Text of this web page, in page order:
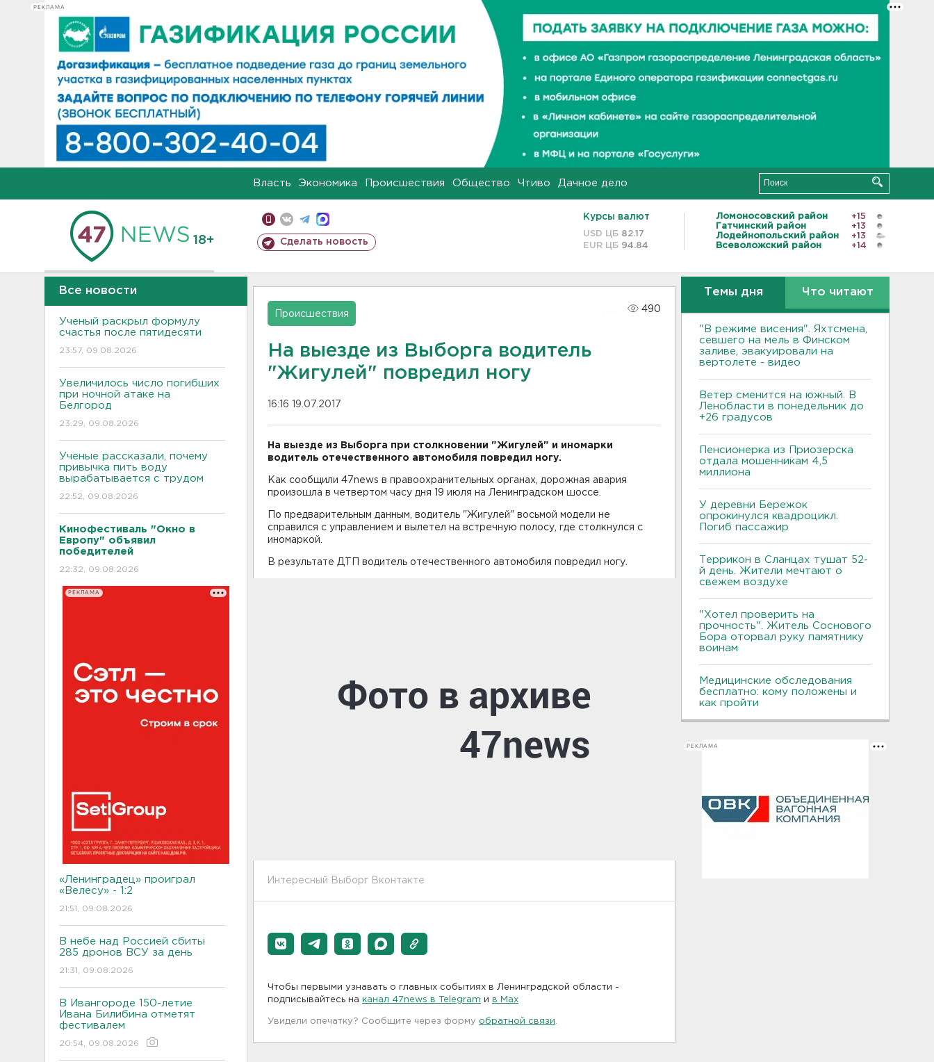
РЕКЛАМА
Власть Экономика Происшествия Общество Чтиво Дачное дело
18+ Сделать новость
Курсы валют
USD ЦБ 82.17
EUR ЦБ 94.84
Ломоносовский район
+15
Гатчинский район
+13
Лодейнопольский район
+13
Всеволожский район
+14
Все новости
Ученый раскрыл формулу
счастья после пятидесяти
23:57, 09.08.2026
Увеличилось число погибших
при ночной атаке на
Белгород
23:29, 09.08.2026
Ученые рассказали, почему
привычка пить воду
вырабатывается с трудом
22:52, 09.08.2026
Кинофестиваль "Окно в
Европу" объявил
победителей
22:32, 09.08.2026
РЕКЛАМА
«Ленинградец» проиграл
«Велесу» - 1:2
21:51, 09.08.2026
В небе над Россией сбиты
285 дронов ВСУ за день
21:31, 09.08.2026
В Ивангороде 150-летие
Ивана Билибина отметят
фестивалем
20:54, 09.08.2026
Происшествия
490
На выезде из Выборга водитель
"Жигулей" повредил ногу
16:16 19.07.2017
На выезде из Выборга при столкновении "Жигулей" и иномарки
водитель отечественного автомобиля повредил ногу.
Как сообщили 47news в правоохранительных органах, дорожная авария
произошла в четвертом часу дня 19 июля на Ленинградском шоссе.
По предварительным данным, водитель "Жигулей" восьмой модели не
справился с управлением и вылетел на встречную полосу, где столкнулся с
иномаркой.
В результате ДТП водитель отечественного автомобиля повредил ногу.
Интересный Выборг Вконтакте
Чтобы первыми узнавать о главных событиях в Ленинградской области -
подписывайтесь на канал 47news в Telegram и в Maх
Увидели опечатку? Сообщите через форму обратной связи
Темы дня Что читают
"В режиме висения". Яхтсмена,
севшего на мель в Финском
заливе, эвакуировали на
вертолете - видео
Ветер сменится на южный. В
Ленобласти в понедельник до
+26 градусов
Пенсионерка из Приозерска
отдала мошенникам 4,5
миллиона
У деревни Бережок
опрокинулся квадроцикл.
Погиб пассажир
Террикон в Сланцах тушат 52-
й день. Жители мечтают о
свежем воздухе
"Хотел проверить на
прочность". Житель Соснового
Бора оторвал руку памятнику
воинам
Медицинские обследования
бесплатно: кому положены и
как пройти
РЕКЛАМА